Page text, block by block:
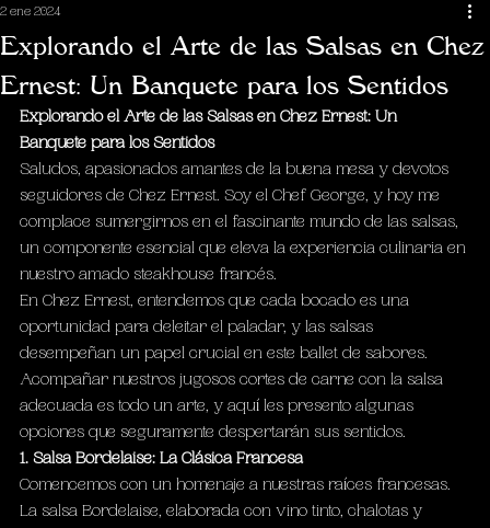
Explorando el Arte de las Salsas en Chez
Ernest: Un Banquete para los Sentidos
2 ene 2024
Explorando el Arte de las Salsas en Chez Ernest: Un
Banquete para los Sentidos
Saludos, apasionados amantes de la buena mesa y devotos
seguidores de Chez Ernest. Soy el Chef George, y hoy me
complace sumergirnos en el fascinante mundo de las salsas,
un componente esencial que eleva la experiencia culinaria en
nuestro amado steakhouse francés.
En Chez Ernest, entendemos que cada bocado es una
oportunidad para deleitar el paladar, y las salsas
desempeñan un papel crucial en este ballet de sabores.
Acompañar nuestros jugosos cortes de carne con la salsa
adecuada es todo un arte, y aquí les presento algunas
opciones que seguramente despertarán sus sentidos.
1. Salsa Bordelaise: La Clásica Francesa
Comencemos con un homenaje a nuestras raíces francesas.
La salsa Bordelaise, elaborada con vino tinto, chalotas y